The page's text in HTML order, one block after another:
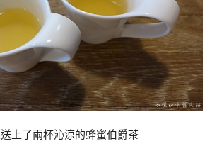
上了兩杯沁涼的蜂蜜伯爵茶